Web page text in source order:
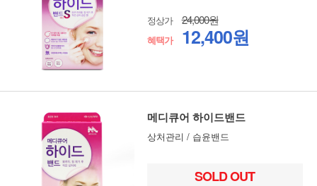
정상가 24,000원
혜택가 12,400원
메디큐어 하이드밴드
상처관리 / 습윤밴드
SOLD OUT